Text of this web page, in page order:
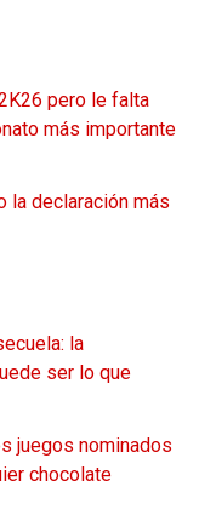
pero le falta
más importante
la declaración más
la
ser lo que
juegos nominados
chocolate